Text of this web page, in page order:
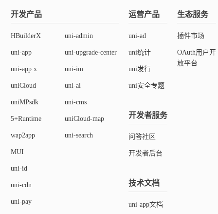
开发产品
HBuilderX
uni-app
uni-app x
uniCloud
uniMPsdk
5+Runtime
wap2app
MUI
uni-id
uni-cdn
uni-pay
uni-admin
uni-upgrade-center
uni-im
uni-ai
uni-cms
uniCloud-map
uni-search
运营产品
uni-ad
uni统计
uni发行
uni安全专题
开发者服务
问答社区
开发者后台
技术文档
uni-app文档
生态服务
插件市场
OAuth用户开
放平台